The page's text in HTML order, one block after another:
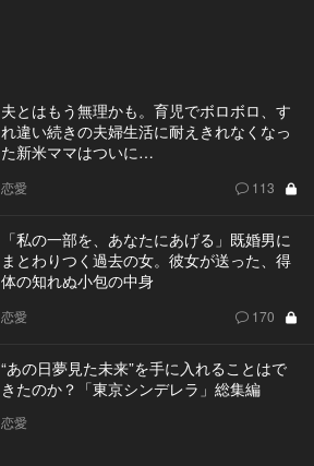
夫とはもう無理かも。育児でボロボロ、す
れ違い続きの夫婦生活に耐えきれなくなっ
た新米ママはついに…
恋愛 113
「私の一部を、あなたにあげる」既婚男に
まとわりつく過去の女。彼女が送った、得
体の知れぬ小包の中身
恋愛 170
“あの日夢見た未来”を手に入れることはで
きたのか？「東京シンデレラ」総集編
恋愛